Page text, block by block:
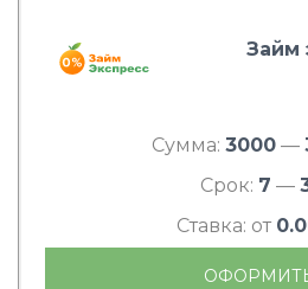
Займ
Сумма: 3000—
Срок: 7 —
Ставка: от